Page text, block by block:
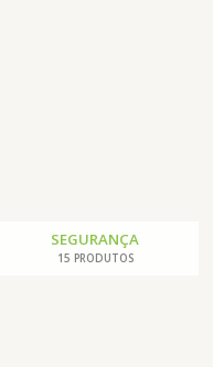
SEGURANÇA
15 PRODUTOS